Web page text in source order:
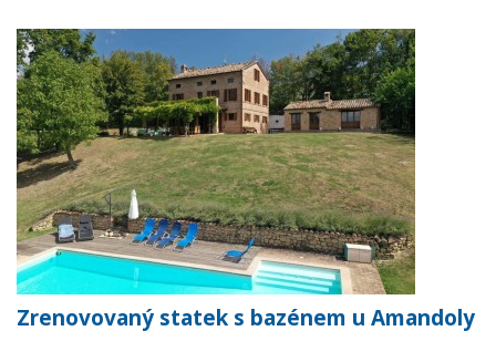
Zrenovovaný statek s bazénem u Amandoly